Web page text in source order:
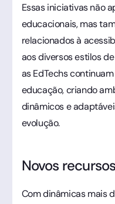
Essas iniciativas não
educacionais, mas
relacionados à
aos diversos estilos
as EdTechs
educação, criando
dinâmicos e
evolução.
Novos
Com dinâmicas mais